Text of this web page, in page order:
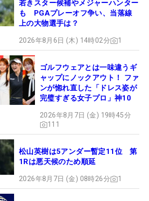
若きスター候補やメジャーハンター
も PGAプレーオフ争い、当落線
上の大物選手は？
2026年8月6日 (木) 14時02分 1
ゴルフウェアとは一味違うギ
ャップにノックアウト！ ファ
ンが惚れ直した「ドレス姿が
完璧すぎる女子プロ」神10
2026年8月7日 (金) 19時45分
111
松山英樹は5アンダー暫定11位 第
1Rは悪天候のため順延
2026年8月7日 (金) 08時26分 1